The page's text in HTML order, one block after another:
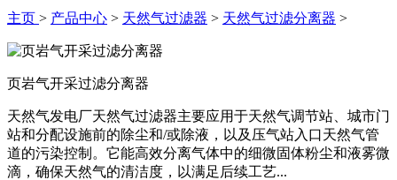
主页 > 产品中心 > 天然气过滤器 > 天然气过滤分离器 >
页岩气开采过滤分离器
天然气发电厂天然气过滤器主要应用于天然气调节站、城市门
站和分配设施前的除尘和/或除液，以及压气站入口天然气管
道的污染控制。它能高效分离气体中的细微固体粉尘和液雾微
滴，确保天然气的清洁度，以满足后续工艺...